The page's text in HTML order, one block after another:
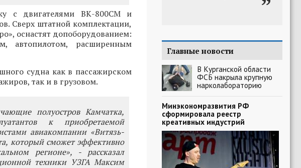
с двигателями ВК-800СМ и
Сверх штатной комплектации,
оснастят допоборудованием:
автопилотом, расширенным
судна как в пассажирском
так и в грузовом.
полуостров Камчатка,
к приобретаемой
авиакомпании «Витязь-
который сможет эффективно
регионе», - рассказал
техники УЗГА Максим
Главные новости
В Курганской области
ФСБ накрыла крупную
нарколабораторию
Минэкономразвития РФ
сформировала реестр
креативных индустрий